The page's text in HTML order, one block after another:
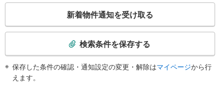
検
新着物件通知を受け取る
検索条件を保存する
保存した条件の確認・通知設定の変更・解除はマイページから行
えます。